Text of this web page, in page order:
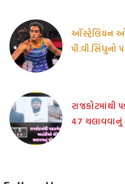
ઑસ્ટ્રેલિયન
પી.વી.સિંધુનો
47 ચલાવવાનું